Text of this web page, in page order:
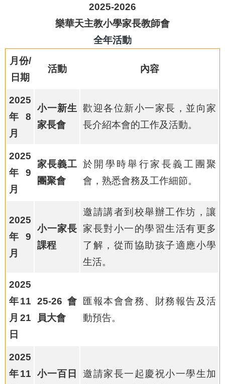
2025-2026
樂華天主教小學家長教師會
全年活動
月份/
日期
活動 內容
2025
年8
月
小一新生
家長會
歡迎各位新小一家長，並向家
長介紹本會的工作及活動。
2025
年9
月
家長義工
團聚會
於開學時舉行家長義工團聚
會，熟悉會務及工作細節。
2025
年9
月
小一家長
課程
邀請講者到校舉辦工作坊，讓
家長對小一的學習生活有更多
了解，從而協助孩子適應小學
生活。
2025
年11
月21
日
25-26會
員大會
匯報本會會務、財務報告及活
動預告。
2025
年11
小一百日
邀請家長一起慶祝小一學生加